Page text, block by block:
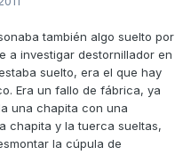
también algo suelto por
a investigar destornillador en
suelto, era el que hay
Era un fallo de fábrica, ya
una chapita con una
chapita y la tuerca sueltas,
la cúpula de